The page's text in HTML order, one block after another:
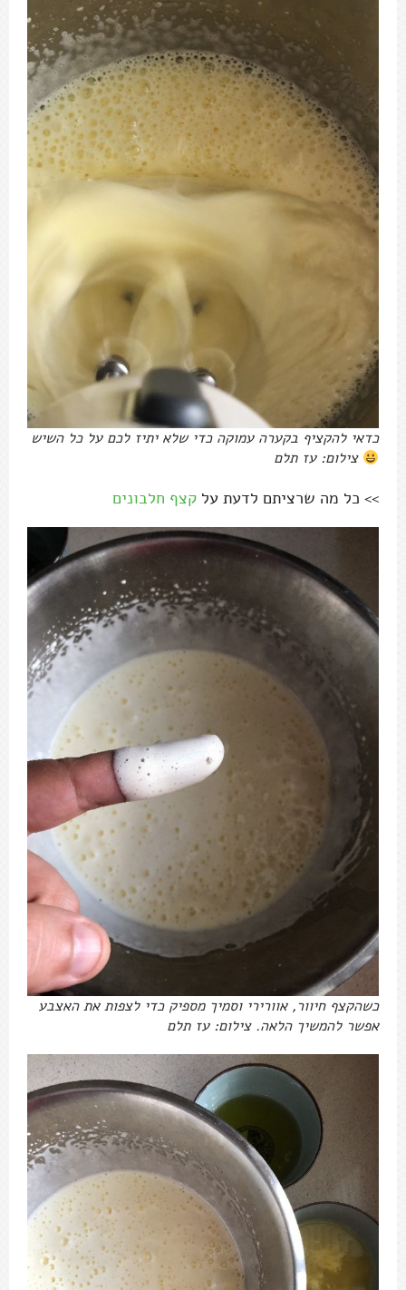
כדאי להקציף בקערה עמוקה כדי שלא יתיז לכם על כל השיש
צילום: עז תלם
>> כל מה שרציתם לדעת על קצף חלבונים
כשהקצף חיוור, אוורירי וסמיך מספיק כדי לצפות את האצבע
אפשר להמשיך הלאה. צילום: עז תלם